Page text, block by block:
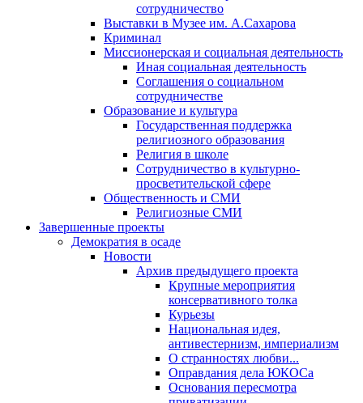
сотрудничество
Выставки в Музее им. А.Сахарова
Криминал
Миссионерская и социальная деятельность
Иная социальная деятельность
Соглашения о социальном
сотрудничестве
Образование и культура
Государственная поддержка
религиозного образования
Религия в школе
Сотрудничество в культурно-
просветительской сфере
Общественность и СМИ
Религиозные СМИ
Завершенные проекты
Демократия в осаде
Новости
Архив предыдущего проекта
Крупные мероприятия
консервативного толка
Курьезы
Национальная идея,
антивестернизм, империализм
О странностях любви...
Оправдания дела ЮКОСа
Основания пересмотра